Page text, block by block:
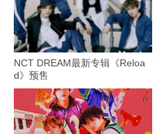
NCT DREAM最新专辑《Reloa
d》预售